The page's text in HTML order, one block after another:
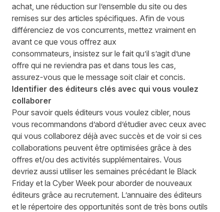
achat, une réduction sur l’ensemble du site ou des
remises sur des articles spécifiques. Afin de vous
différenciez de vos concurrents, mettez vraiment en
avant ce que vous offrez aux
consommateurs, insistez sur le fait qu’il s’agit d’une
offre qui ne reviendra pas et dans tous les cas,
assurez-vous que le message soit clair et concis.
Identifier des éditeurs clés avec qui vous voulez
collaborer
Pour savoir quels éditeurs vous voulez cibler, nous
vous recommandons d’abord d’étudier avec ceux avec
qui vous collaborez déjà avec succès et de voir si ces
collaborations peuvent être optimisées grâce à des
offres et/ou des activités supplémentaires. Vous
devriez aussi utiliser les semaines précédant le Black
Friday et la Cyber Week pour aborder de nouveaux
éditeurs grâce au recrutement. L’annuaire des éditeurs
et le répertoire des opportunités sont de très bons outils